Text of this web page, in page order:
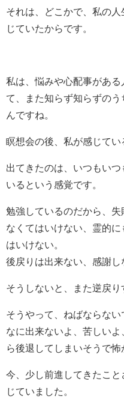
それは、どこかで、私の
じていたからです。
私は、悩みや心配事があ
て、また知らず知らずの
んですね。
瞑想会の後、私が感じてい
出てきたのは、いつもい
いるという感覚です。
勉強しているのだから、
なくてはいけない、霊的
はいけない。
後戻りは出来ない、感謝し
そうしないと、また逆戻り
そうやって、ねばならない
なに出来ないよ、苦しい
ら後退してしまいそうで怖
今、少し前進してきたこ
じていました。